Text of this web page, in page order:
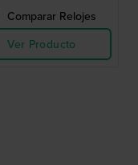
Comparar Relojes
Ver Producto